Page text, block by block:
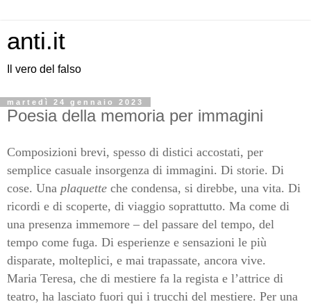
anti.it
Il vero del falso
martedì 24 gennaio 2023
Poesia della memoria per immagini
Composizioni brevi, spesso di distici accostati, per
semplice casuale insorgenza di immagini. Di storie. Di
cose. Una plaquette che condensa, si direbbe, una vita. Di
ricordi e di scoperte, di viaggio soprattutto. Ma come di
una presenza immemore – del passare del tempo, del
tempo come fuga. Di esperienze e sensazioni le più
disparate, molteplici, e mai trapassate, ancora vive.
Maria Teresa, che di mestiere fa la regista e l’attrice di
teatro, ha lasciato fuori qui i trucchi del mestiere. Per una